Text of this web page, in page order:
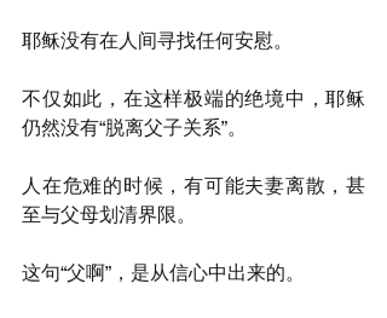
耶稣没有在人间寻找任何安慰。
不仅如此，在这样极端的绝境中，耶稣
仍然没有“脱离父子关系”。
人在危难的时候，有可能夫妻离散，甚
至与父母划清界限。
这句“父啊”，是从信心中出来的。